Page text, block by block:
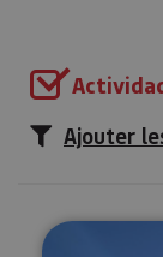
Ajouter